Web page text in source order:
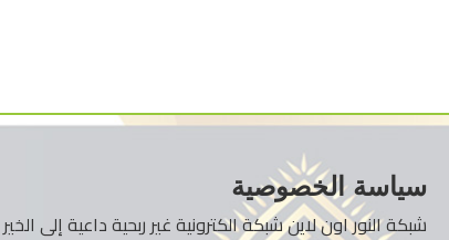
سياسة الخصوصية
شبكة النور اون لاين شبكة الكترونية غير ربحية داعية إلى